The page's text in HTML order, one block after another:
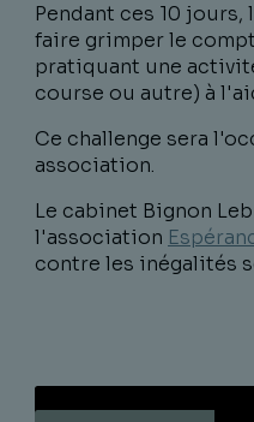
Pendant ces 10
faire grimper le
pratiquant une
course ou autre) à
Ce challenge sera
association.
Le cabinet Bignon
l'association
contre les inégalités